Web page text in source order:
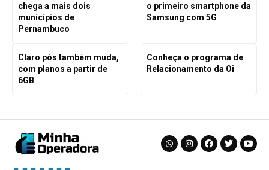
chega a mais dois
municípios de
Pernambuco
o primeiro smartphone da
Samsung com 5G
Claro pós também muda,
com planos a partir de
6GB
Conheça o programa de
Relacionamento da Oi